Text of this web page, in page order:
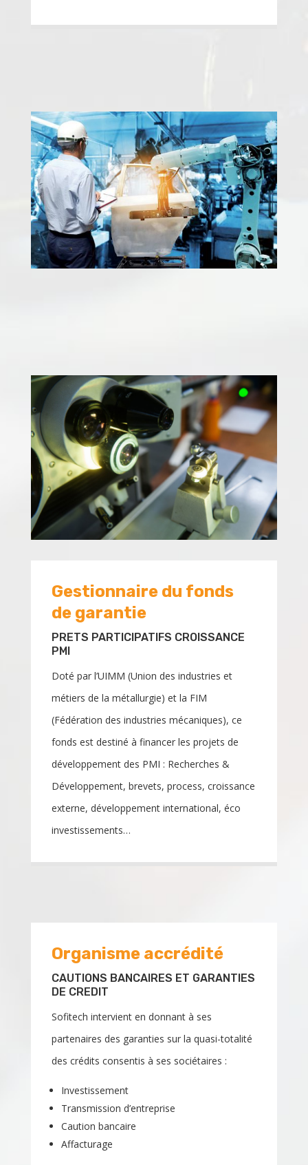
Gestionnaire du fonds
de garantie
PRETS PARTICIPATIFS CROISSANCE
PMI
Doté par l’UIMM (Union des industries et
métiers de la métallurgie) et la FIM
(Fédération des industries mécaniques), ce
fonds est destiné à financer les projets de
développement des PMI : Recherches &
Développement, brevets, process, croissance
externe, développement international, éco
investissements…
Organisme accrédité
CAUTIONS BANCAIRES ET GARANTIES
DE CREDIT
Sofitech intervient en donnant à ses
partenaires des garanties sur la quasi-totalité
des crédits consentis à ses sociétaires :
Investissement
Transmission d’entreprise
Caution bancaire
Affacturage